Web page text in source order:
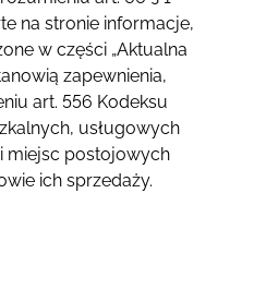
na stronie informacje,
w części „Aktualna
zapewnienia,
art. 556 Kodeksu
usługowych
miejsc postojowych
ich sprzedaży.